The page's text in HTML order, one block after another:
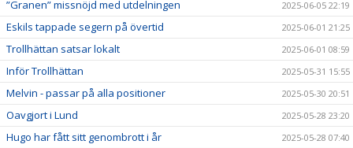
”Granen” missnöjd med utdelningen 2025-06-05 22:19
Eskils tappade segern på övertid 2025-06-01 21:25
Trollhättan satsar lokalt 2025-06-01 08:59
Inför Trollhättan 2025-05-31 15:55
Melvin - passar på alla positioner 2025-05-30 20:51
Oavgjort i Lund 2025-05-28 23:20
Hugo har fått sitt genombrott i år 2025-05-28 07:40